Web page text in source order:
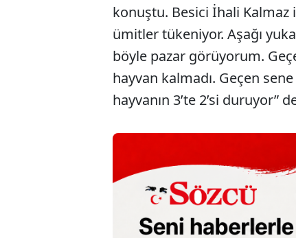
konuştu. Besici İhali Kalmaz
ümitler tükeniyor. Aşağı
böyle pazar görüyorum.
hayvan kalmadı. Geçen
hayvanın 3’te 2’si duruyor”